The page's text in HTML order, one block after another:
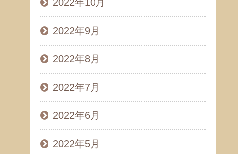
2022年10月
2022年9月
2022年8月
2022年7月
2022年6月
2022年5月